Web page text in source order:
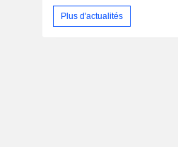
Plus d'actualités